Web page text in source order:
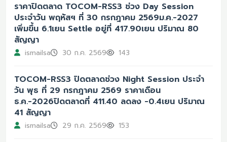
ราคาปิดตลาด TOCOM-RSS3 ช่วง Day Session
ประจำวัน พฤหัสฯ ที่ 30 กรกฎาคม 2569ม.ค.-2027
เพิ่มขึ้น 6.1เยน Settle อยู่ที่ 417.90เยน ปริมาณ 80
สัญญา
ismailsa 30 ก.ค. 2569 143
TOCOM-RSS3 ปิดตลาดช่วง Night Session ประจำ
วัน พุธ ที่ 29 กรกฎาคม 2569 ราคาเดือน
ธ.ค.-2026ปิดตลาดที่ 411.40 ลดลง -0.4เยน ปริมาณ
41 สัญญา
ismailsa 29 ก.ค. 2569 153